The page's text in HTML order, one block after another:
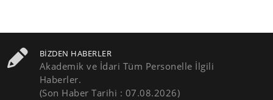
BIZDEN HABERLER
Akademik ve İdari Tüm Personelle İlgili
Haberler.
(Son Haber Tarihi : 07.08.2026)